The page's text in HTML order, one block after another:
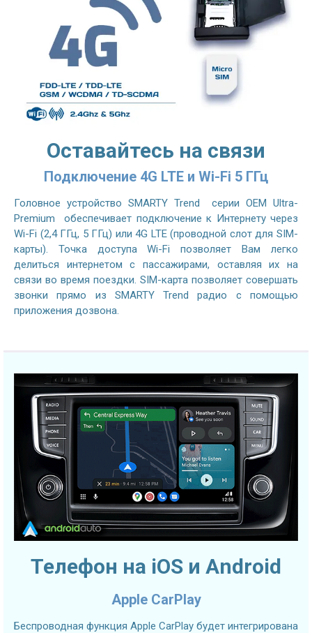
Оставайтесь на связи
Подключение 4G LTE и Wi-Fi 5 ГГц
Головное устройство SMARTY Trend серии OEM Ultra-
Premium обеспечивает подключение к Интернету через
Wi-Fi (2,4 ГГц, 5 ГГц) или 4G LTE (проводной слот для SIM-
карты). Точка доступа Wi-Fi позволяет Вам легко
делиться интернетом с пассажирами, оставляя их на
связи во время поездки. SIM-карта позволяет совершать
звонки прямо из SMARTY Trend радио с помощью
приложения дозвона.
Телефон на iOS и Android
Apple CarPlay
Беспроводная функция Apple CarPlay будет интегрирована